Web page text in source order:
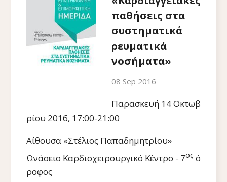
παθήσεις στα
συστηματικά
ρευματικά
νοσήματα»
08 Sep 2016
Παρασκευή 14 Οκτωβ
ρίου 2016, 17:00-21:00
Αίθουσα «Στέλιος Παπαδημητρίου»
Ωνάσειο Καρδιοχειρουργικό Κέντρο - 7ος ό
ροφος